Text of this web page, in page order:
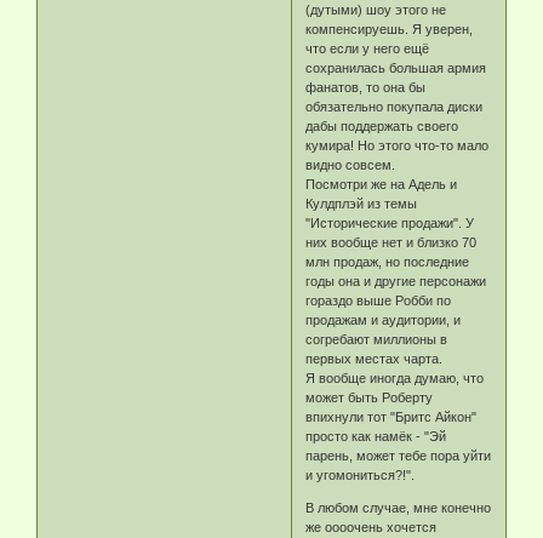
(дутыми) шоу этого не
компенсируешь. Я уверен,
что если у него ещё
сохранилась большая армия
фанатов, то она бы
обязательно покупала диски
дабы поддержать своего
кумира! Но этого что-то мало
видно совсем.
Посмотри же на Адель и
Кулдплэй из темы
"Исторические продажи". У
них вообще нет и близко 70
млн продаж, но последние
годы она и другие персонажи
гораздо выше Робби по
продажам и аудитории, и
согребают миллионы в
первых местах чарта.
Я вообще иногда думаю, что
может быть Роберту
впихнули тот "Бритс Айкон"
просто как намёк - "Эй
парень, может тебе пора уйти
и угомониться?!".
В любом случае, мне конечно
же оооочень хочется